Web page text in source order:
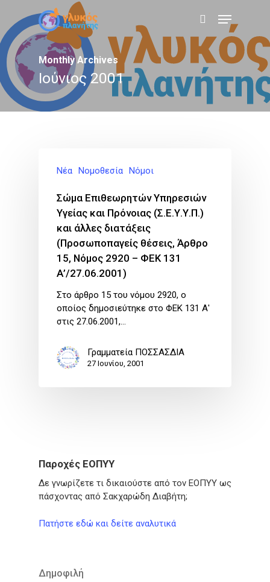
main
content
search
Menu
Monthly Archives
Ιούνιος 2001
Νέα Νομοθεσία Νόμοι
Σώμα Επιθεωρητών Υπηρεσιών
Υγείας και Πρόνοιας (Σ.Ε.Υ.Υ.Π.)
και άλλες διατάξεις
(Προσωποπαγείς θέσεις, Άρθρο
15, Νόμος 2920 – ΦΕΚ 131
Α’/27.06.2001)
Στο άρθρο 15 του νόμου 2920, ο
οποίος δημοσιεύτηκε στο ΦΕΚ 131 Α'
στις 27.06.2001,…
Γραμματεία ΠΟΣΣΑΣΔΙΑ
27 Ιουνίου, 2001
Παροχές ΕΟΠΥΥ
Δε γνωρίζετε τι δικαιούστε από τον ΕΟΠΥΥ ως
πάσχοντας από Σακχαρώδη Διαβήτη;
Πατήστε εδώ και δείτε αναλυτικά
Δημοφιλή